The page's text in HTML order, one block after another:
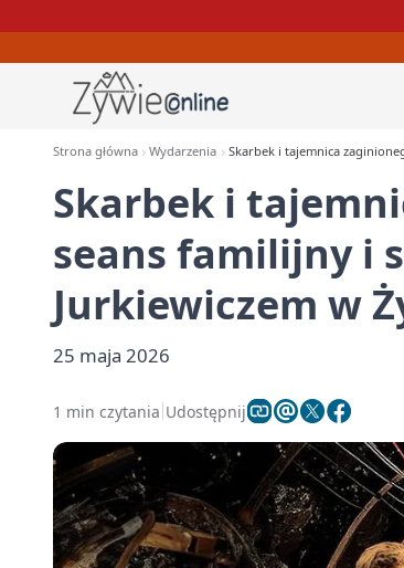
Strona główna Wydarzenia Skarbek i tajemnica
Skarbek i
seans familijny i
Jurkiewiczem w
25 maja 2026
1 min czytania Udostępnij